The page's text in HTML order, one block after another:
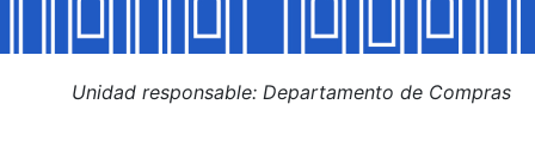
Mostrar/Ocultar
Unidad responsable: Departamento de Compras